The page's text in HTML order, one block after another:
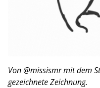
Von @missismr mit dem
gezeichnete Zeichnung.